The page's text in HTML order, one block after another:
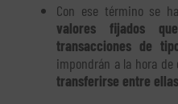
Con ese término se
valores fijados
transacciones de
impondrán a la hora de
transferirse entre